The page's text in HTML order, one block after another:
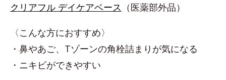
クリアフル デイケアベース （医薬部外品）
〈こんな方におすすめ〉
・鼻やあご、Tゾーンの角栓詰まりが気になる
・ニキビができやすい